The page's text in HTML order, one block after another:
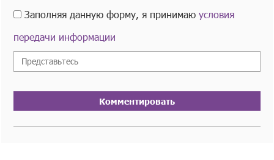
Заполняя данную форму, я принимаюусловия
передачи информации
Комментировать